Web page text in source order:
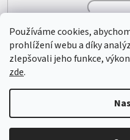
Používáme cookies,
prohlížení webu a díky
zlepšovali jeho funkce,
zde.
Bytový textil